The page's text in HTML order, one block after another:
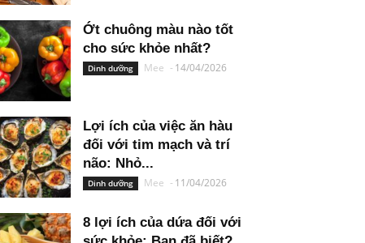
Ớt chuông màu nào tốt
cho sức khỏe nhất?
Dinh dưỡng Mee - 14/04/2026
Lợi ích của việc ăn hàu
đối với tim mạch và trí
não: Nhỏ...
Dinh dưỡng Mee - 11/04/2026
8 lợi ích của dứa đối với